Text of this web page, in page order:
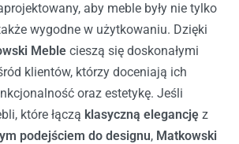
aby meble były nie tylko
wygodne w użytkowaniu. Dzięki
Meble cieszą się doskonałymi
klientów, którzy doceniają ich
oraz estetykę. Jeśli
które łączą klasyczną elegancję z
podejściem do designu, Matkowski